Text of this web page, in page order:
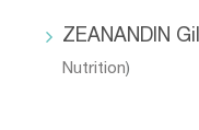
ZEANANDIN
Nutrition)